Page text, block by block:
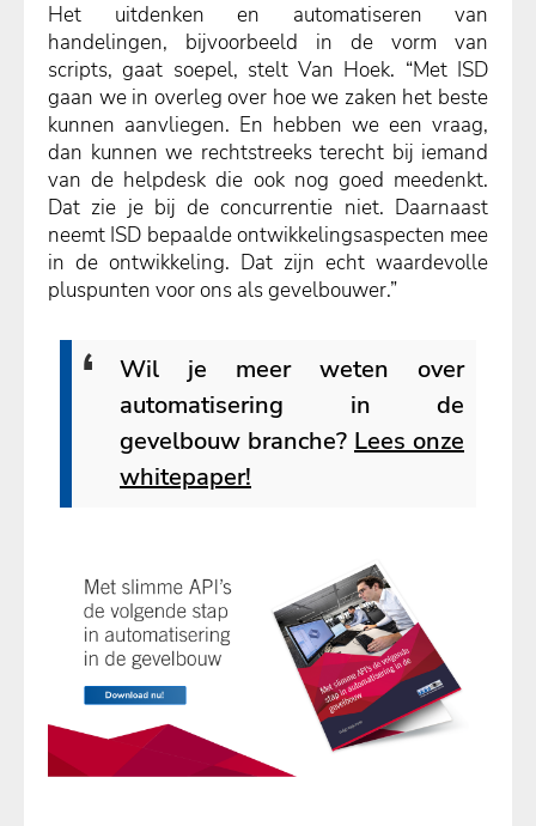
Het uitdenken en automatiseren van
handelingen, bijvoorbeeld in de vorm van
scripts, gaat soepel, stelt Van Hoek. “Met ISD
gaan we in overleg over hoe we zaken het beste
kunnen aanvliegen. En hebben we een vraag,
dan kunnen we rechtstreeks terecht bij iemand
van de helpdesk die ook nog goed meedenkt.
Dat zie je bij de concurrentie niet. Daarnaast
neemt ISD bepaalde ontwikkelingsaspecten mee
in de ontwikkeling. Dat zijn echt waardevolle
pluspunten voor ons als gevelbouwer.”
Wil je meer weten over
automatisering in de
gevelbouw branche? Lees onze
whitepaper!